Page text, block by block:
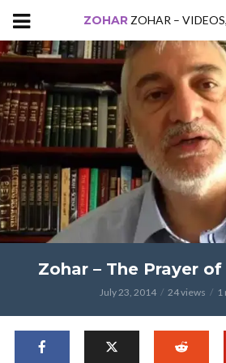
ZOHAR ZOHAR –
Zohar – The Prayer
July 23, 2014 24 views 1